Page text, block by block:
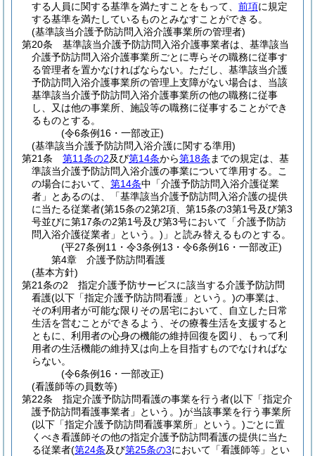
する人員に関する基準を満たすことをもって、 前項に規定
する基準を満たしているものとみなすことができる。
(基準該当介護予防訪問入浴介護事業所の管理者)
第20条
基準該当介護予防訪問入浴介護事業者は、基準該当
介護予防訪問入浴介護事業所ごとに専らその職務に従事す
る管理者を置かなければならない。 ただし、基準該当介護
予防訪問入浴介護事業所の管理上支障がない場合は、当該
基準該当介護予防訪問入浴介護事業所の他の職務に従事
し、又は他の事業所、施設等の職務に従事することができ
るものとする。
(令6条例16・一部改正)
(基準該当介護予防訪問入浴介護に関する準用)
第21条
第11条の2及び第14条から第18条 までの規定は、基
準該当介護予防訪問入浴介護の事業について準用する。
こ
の場合において、 第14条中「介護予防訪問入浴介護従業
者」とあるのは、「基準該当介護予防訪問入浴介護の提供
に当たる従業者(第15条の2第2項、第15条の3第1号及び第3
号並びに第17条の2第1号及び第3号において「介護予防訪
問入浴介護従業者」という。) 」と読み替えるものとする。
(平27条例11・令3条例13・令6条例16・一部改正)
第4章
介護予防訪問看護
(基本方針)
第21条の2
指定介護予防サービスに該当する介護予防訪問
看護(以下「指定介護予防訪問看護」という。)の事業は、
その利用者が可能な限りその居宅において、自立した日常
生活を営むことができるよう、その療養生活を支援すると
ともに、利用者の心身の機能の維持回復を図り、もって利
用者の生活機能の維持又は向上を目指すものでなければな
らない。
(令6条例16・一部改正)
(看護師等の員数等)
第22条
指定介護予防訪問看護の事業を行う者(以下「指定介
護予防訪問看護事業者」という。)が当該事業を行う事業所
(以下「指定介護予防訪問看護事業所」という。)ごとに置
くべき看護師その他の指定介護予防訪問看護の提供に当た
る従業者(第24条及び第25条の3において「看護師等」とい